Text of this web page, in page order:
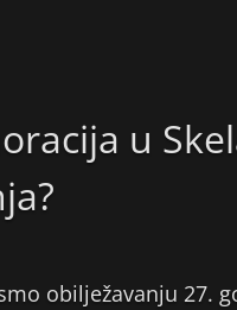
u
obilježavanju 27.